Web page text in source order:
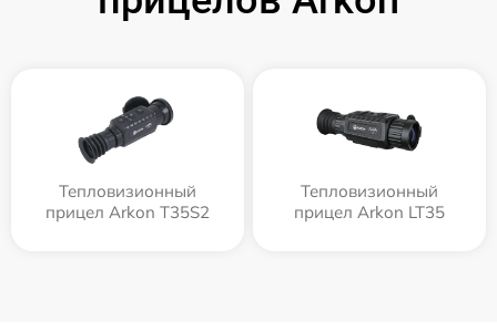
Тепловизионный
прицел Arkon T35S2
Тепловизионный
прицел Arkon LT35